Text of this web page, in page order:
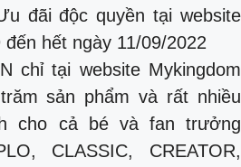
đãi độc quyền tại website
hết ngày 11/09/2022
chỉ tại website Mykingdom
sản phẩm và rất nhiều
cho cả bé và fan trưởng
CLASSIC, CREATOR,